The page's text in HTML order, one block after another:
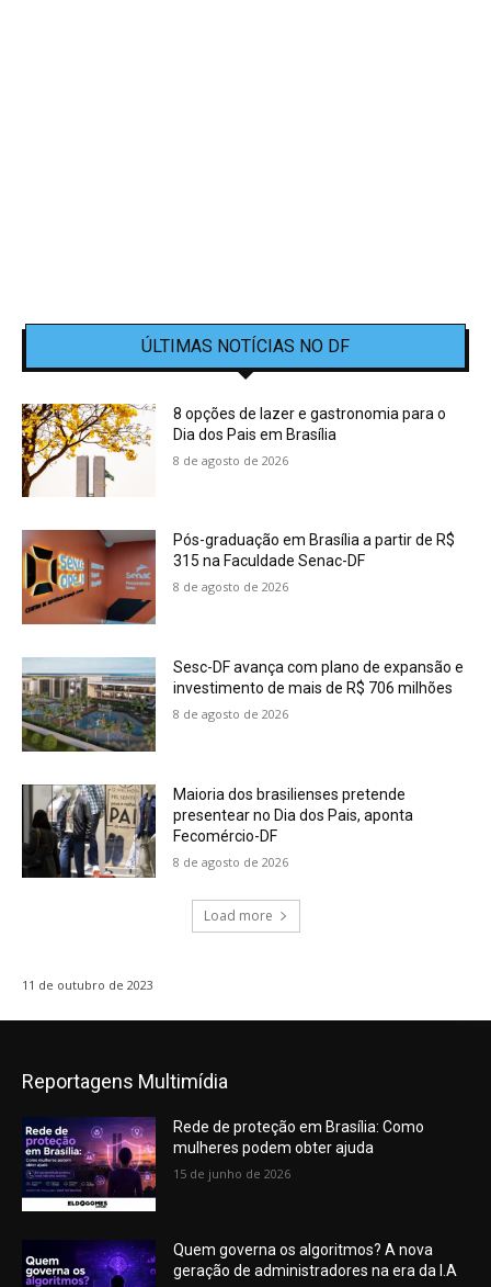
ÚLTIMAS NOTÍCIAS NO DF
8 opções de lazer e gastronomia para o
Dia dos Pais em Brasília
8 de agosto de 2026
Pós-graduação em Brasília a partir de R$
315 na Faculdade Senac-DF
8 de agosto de 2026
Sesc-DF avança com plano de expansão e
investimento de mais de R$ 706 milhões
8 de agosto de 2026
Maioria dos brasilienses pretende
presentear no Dia dos Pais, aponta
Fecomércio-DF
8 de agosto de 2026
Load more
11 de outubro de 2023
Reportagens Multimídia
Rede de proteção em Brasília: Como
mulheres podem obter ajuda
15 de junho de 2026
Quem governa os algoritmos? A nova
geração de administradores na era da I.A